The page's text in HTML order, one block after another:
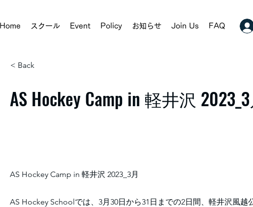
Home スクール Event Policy お知らせ Join Us FAQ
< Back
AS Hockey Camp in 軽井沢
AS Hockey Camp in 軽井沢 2023_3月
AS Hockey Schoolでは、3月30日から31日までの2日間、軽井沢風越